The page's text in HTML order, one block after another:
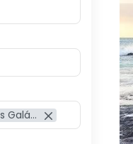
Isla San Cristóbal, Islas Galápagos